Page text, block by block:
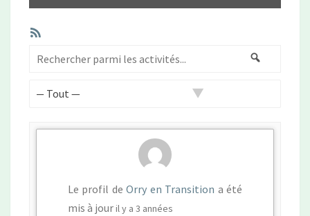
RSS
Rechercher
les
par
Le profil deOrry en Transition a été
mis à jouril y a 3 années